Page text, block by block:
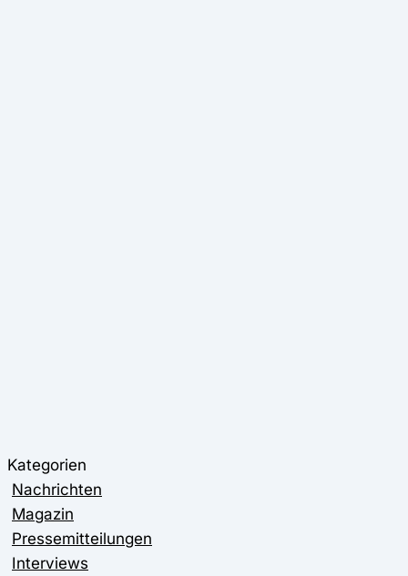
Kategorien
Nachrichten
Magazin
Pressemitteilungen
Interviews